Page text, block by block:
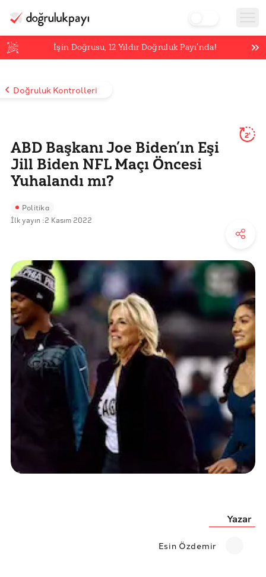
İşin Doğrusu,12 Yıldır Doğruluk Payı’nda!
Doğruluk Kontrolleri
ABD Başkanı Joe Biden’ın Eşi
Jill Biden NFL Maçı Öncesi
Yuhalandı mı?
2'
Politika
İlk yayın :2 Kasım 2022
Yazar
Esin Özdemir